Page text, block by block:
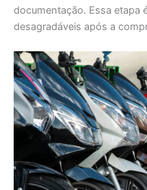
documentação. Essa etapa
desagradáveis após a